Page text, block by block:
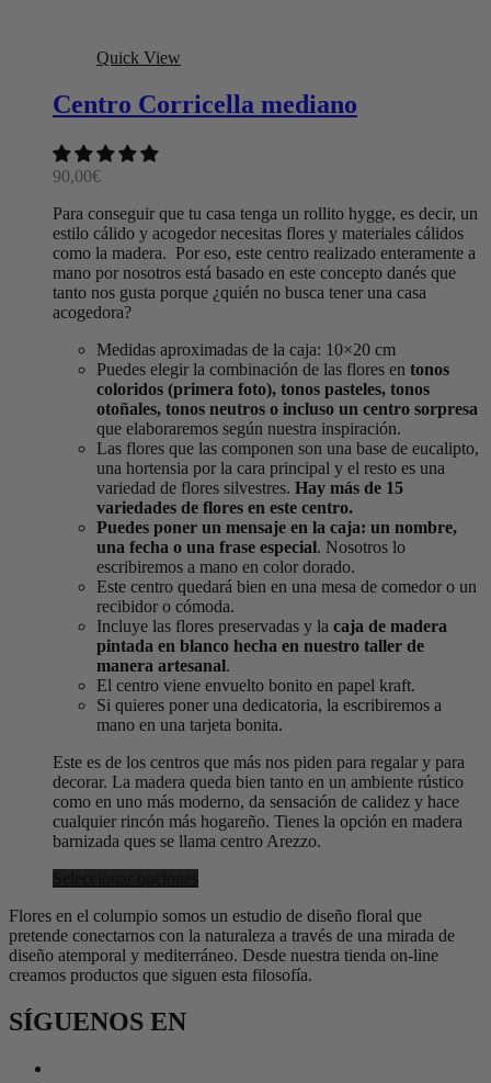
Quick View
Centro Corricella mediano
90,00€
Para conseguir que tu casa tenga un rollito hygge, es decir, un
estilo cálido y acogedor necesitas flores y materiales cálidos
como la madera. Por eso, este centro realizado enteramente a
mano por nosotros está basado en este concepto danés que
tanto nos gusta porque ¿quién no busca tener una casa
acogedora?
Medidas aproximadas de la caja: 10×20 cm
Puedes elegir la combinación de las flores en tonos
coloridos (primera foto), tonos pasteles, tonos
otoñales, tonos neutros o incluso un centro sorpresa
que elaboraremos según nuestra inspiración.
Las flores que las componen son una base de eucalipto,
una hortensia por la cara principal y el resto es una
variedad de flores silvestres. Hay más de 15
variedades de flores en este centro.
Puedes poner un mensaje en la caja: un nombre,
una fecha o una frase especial. Nosotros lo
escribiremos a mano en color dorado.
Este centro quedará bien en una mesa de comedor o un
recibidor o cómoda.
Incluye las flores preservadas y la caja de madera
pintada en blanco hecha en nuestro taller de
manera artesanal.
El centro viene envuelto bonito en papel kraft.
Si quieres poner una dedicatoria, la escribiremos a
mano en una tarjeta bonita.
Este es de los centros que más nos piden para regalar y para
decorar. La madera queda bien tanto en un ambiente rústico
como en uno más moderno, da sensación de calidez y hace
cualquier rincón más hogareño. Tienes la opción en madera
barnizada ques se llama centro Arezzo.
Flores en el columpio somos un estudio de diseño floral que
pretende conectarnos con la naturaleza a través de una mirada de
diseño atemporal y mediterráneo. Desde nuestra tienda on-line
creamos productos que siguen esta filosofía.
SÍGUENOS EN